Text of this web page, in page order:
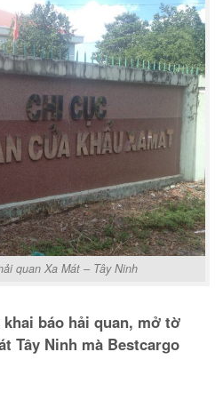
quan Xa Mát – Tây Ninh
báo hải quan, mở tờ
Tây Ninh mà Bestcargo